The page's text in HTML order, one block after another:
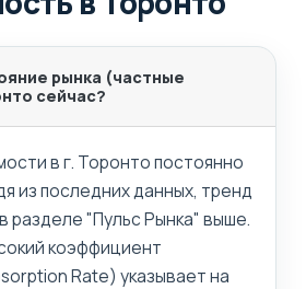
рынка (частные
сейчас?
в г. Торонто постоянно
из последних данных, тренд
разделе "Пульс Рынка" выше.
коэффициент
Rate) указывает на